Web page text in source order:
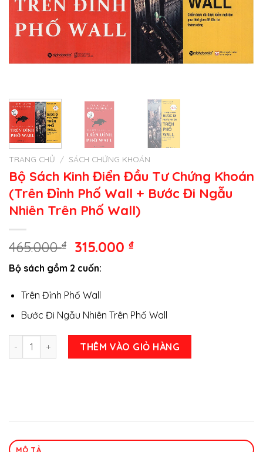
TRANG CHỦ / SÁCH CHỨNG KHOÁN
Bộ Sách Kinh Điển Đầu Tư Chứng Khoán
(Trên Đỉnh Phố Wall + Bước Đi Ngẫu
Nhiên Trên Phố Wall)
465.000₫
Giá
gốc
là:
465.000 ₫.
315.000₫Giá
Bộ sách gồm 2 cuốn:
Trên Đỉnh Phố Wall
Bước Đi Ngẫu Nhiên Trên Phố Wall
Bộ Sách Kinh Điển Đầu Tư Chứng Khoán (Trên Đỉnh Phố
THÊM VÀO GIỎ HÀNG
MÔ TẢ